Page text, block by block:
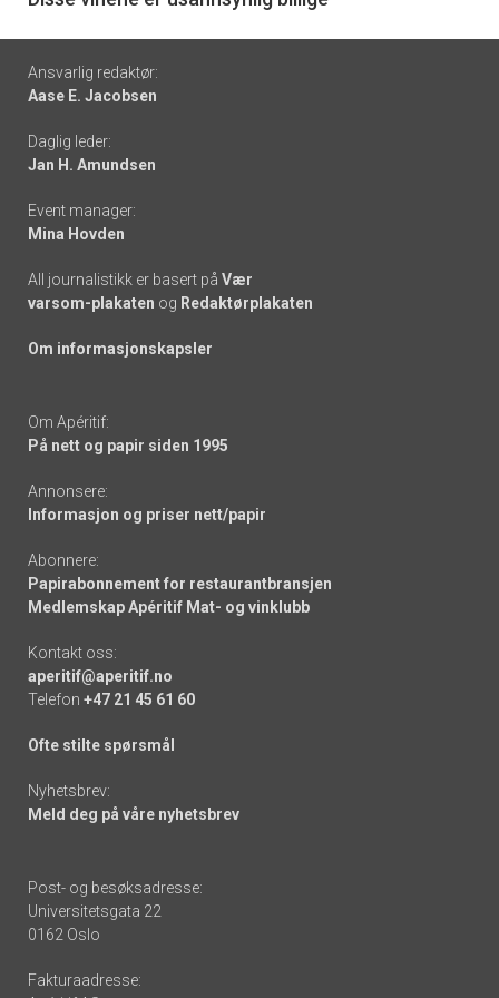
Footer
-
links
Ansvarlig redaktør:
Aase E. Jacobsen
Daglig leder:
Jan H. Amundsen
Event manager:
Mina Hovden
All journalistikk er basert på Vær
varsom-plakaten og Redaktørplakaten
Om informasjonskapsler
Om Apéritif:
På nett og papir siden 1995
Annonsere:
Informasjon og priser nett/papir
Abonnere:
Papirabonnement for restaurantbransjen
Medlemskap Apéritif Mat- og vinklubb
Kontakt oss:
aperitif@aperitif.no
Telefon +47 21 45 61 60
Ofte stilte spørsmål
Nyhetsbrev:
Meld deg på våre nyhetsbrev
Post- og besøksadresse:
Universitetsgata 22
0162 Oslo
Fakturaadresse: